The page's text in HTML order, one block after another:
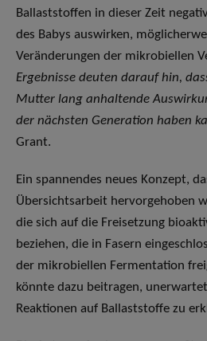
Ballaststoffen in dieser Zeit
des Babys auswirken,
Veränderungen der mikrobiellen
Ergebnisse deuten darauf hin,
Mutter lang anhaltende
der nächsten Generation haben
Grant.
Ein spannendes neues Konzept,
Übersichtsarbeit hervorgehoben
die sich auf die Freisetzung
beziehen, die in Fasern
der mikrobiellen Fermentation
könnte dazu beitragen,
Reaktionen auf Ballaststoffe zu